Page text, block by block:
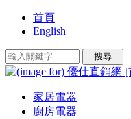
首頁
English
家居電器
廚房電器